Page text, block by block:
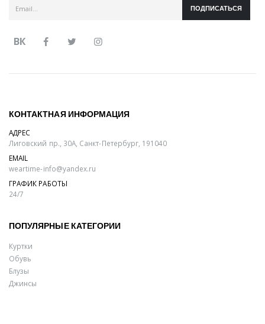
ПОДПИСАТЬСЯ
ВК
КОНТАКТНАЯ ИНФОРМАЦИЯ
АДРЕС
Лиговский пр., 30А, Санкт-Петербург, 191040
EMAIL
weartime-info@yandex.ru
ГРАФИК РАБОТЫ
24/7
ПОПУЛЯРНЫЕ КАТЕГОРИИ
Куртки
Обувь
Блузы
Джинсы